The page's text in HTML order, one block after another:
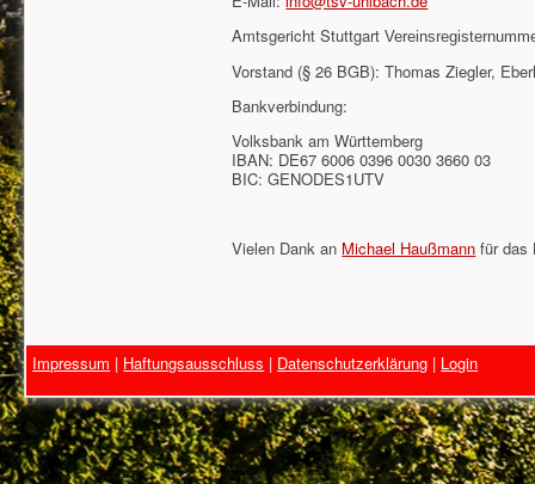
Amtsgericht Stuttgart
Vorstand (§ 26 BGB): Thomas Ziegler,
Bankverbindung:
Volksbank am Württemberg
IBAN: DE67 6006 0396 0030 3660 03
BIC: GENODES1UTV
Vielen Dank an Michael Haußmann für das
Impressum | Haftungsausschluss | Datenschutzerklärung | Login